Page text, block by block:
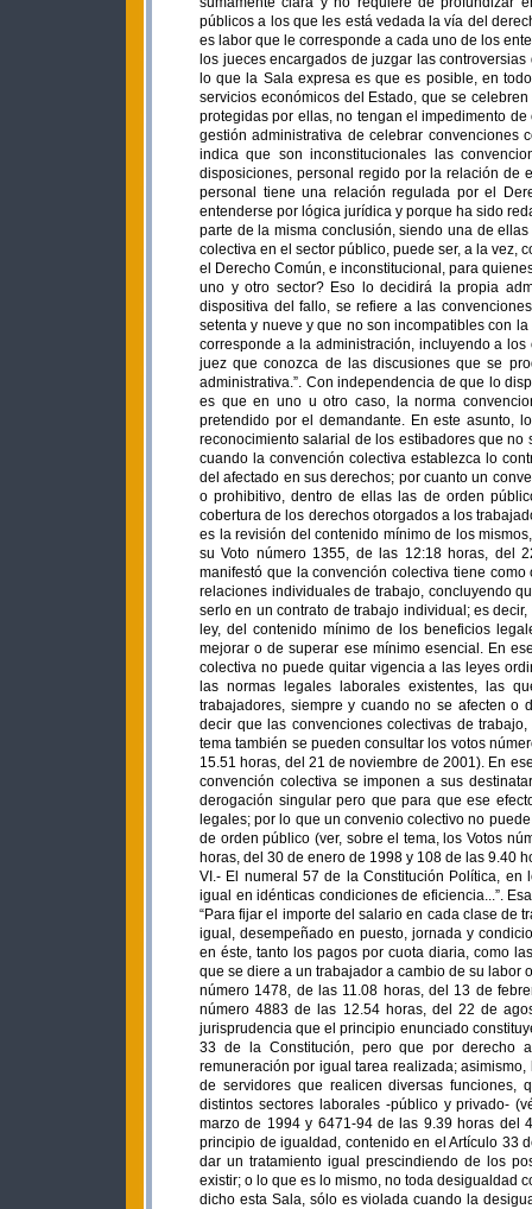
VI.- El numeral 57 de la Constitución Política, en
igual en idénticas condiciones de eficiencia...”.
“Para fijar el importe del salario en cada clase de
igual, desempeñado en puesto, jornada y
en éste, tanto los pagos por cuota diaria, como
que se diere a un trabajador a cambio de su labor
número 1478, de las 11.08 horas, del 13 de
número 4883 de las 12.54 horas, del 22 de
jurisprudencia que el principio enunciado
33 de la Constitución, pero que por derecho
remuneración por igual tarea realizada;
de servidores que realicen diversas funciones,
distintos sectores laborales -público y privado-
marzo de 1994 y 6471-94 de las 9.39 horas del
principio de igualdad, contenido en el Artículo 33
dar un tratamiento igual prescindiendo de los
existir; o lo que es lo mismo, no toda desigualdad
dicho esta Sala, sólo es violada cuando la